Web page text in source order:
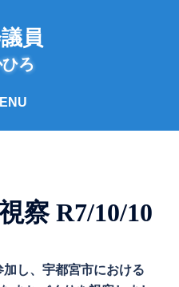
員
ろ
察 R7/10/10
し、宇都宮市における